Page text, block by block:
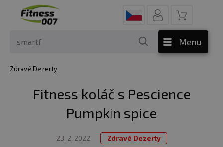
Menu
Zdravé Dezerty
Fitness koláč s Pescience
Pumpkin spice
23. 2. 2022 Zdravé Dezerty